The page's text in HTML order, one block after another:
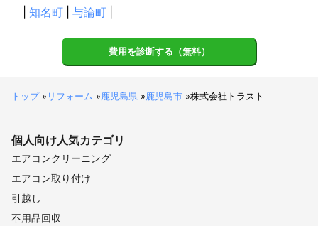
知名町 与論町
費用を診断する（無料）
トップ» リフォーム »鹿児島県 »鹿児島市 »株式会社トラスト
個人向け人気カテゴリ
エアコンクリーニング
エアコン取り付け
引越し
不用品回収